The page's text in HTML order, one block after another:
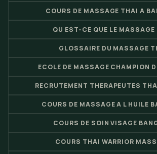
COURS DE MASSAGE THAI A
QU EST-CE QUE LE
GLOSSAIRE DU MASSAGE
ECOLE DE MASSAGE CHAMPION
RECRUTEMENT THERAPEUTES
COURS DE MASSAGE A L HUILE
COURS DE SOIN VISAGE
COURS THAI WARRIOR